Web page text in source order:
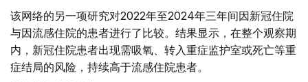
该网络的另一项研究对2022年至2024年三年间因新冠住院
与因流感住院的患者进行了比较。结果显示，在整个观察期
内，新冠住院患者出现需吸氧、转入重症监护室或死亡等重
症结局的风险，持续高于流感住院患者。